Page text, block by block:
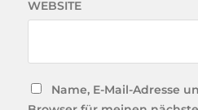
WEBSITE
Name, E-Mail-Adresse